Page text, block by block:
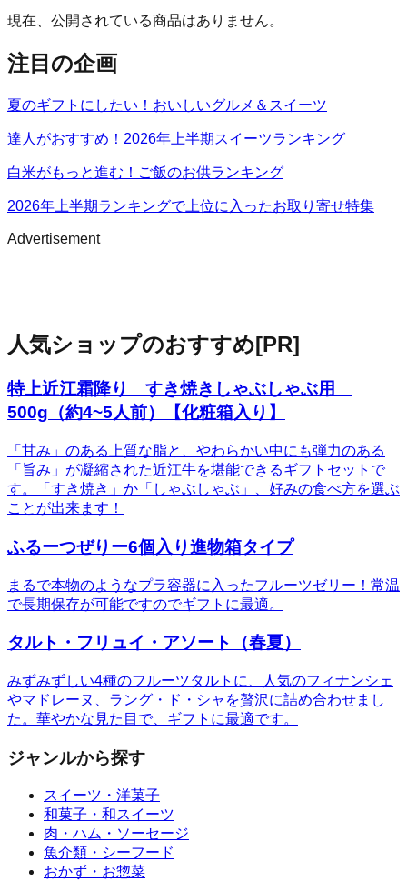
現在、公開されている商品はありません。
注目の企画
夏のギフトにしたい！おいしいグルメ＆スイーツ
達人がおすすめ！2026年上半期スイーツランキング
白米がもっと進む！ご飯のお供ランキング
2026年上半期ランキングで上位に入ったお取り寄せ特集
Advertisement
人気ショップのおすすめ[PR]
特上近江霜降り すき焼きしゃぶしゃぶ用
500g（約4~5人前）【化粧箱入り】
「甘み」のある上質な脂と、やわらかい中にも弾力のある
「旨み」が凝縮された近江牛を堪能できるギフトセットで
す。「すき焼き」か「しゃぶしゃぶ」、好みの食べ方を選ぶ
ことが出来ます！
ふるーつぜりー6個入り進物箱タイプ
まるで本物のようなプラ容器に入ったフルーツゼリー！常温
で長期保存が可能ですのでギフトに最適。
タルト・フリュイ・アソート（春夏）
みずみずしい4種のフルーツタルトに、人気のフィナンシェ
やマドレーヌ、ラング・ド・シャを贅沢に詰め合わせまし
た。華やかな見た目で、ギフトに最適です。
ジャンルから探す
スイーツ・洋菓子
和菓子・和スイーツ
肉・ハム・ソーセージ
魚介類・シーフード
おかず・お惣菜